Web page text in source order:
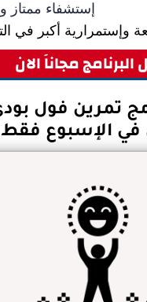
إستشفاء ممتاز
وإستمرارية أكبر في
مجاناَ الان
تمرين فول
في الإسبوع فقط